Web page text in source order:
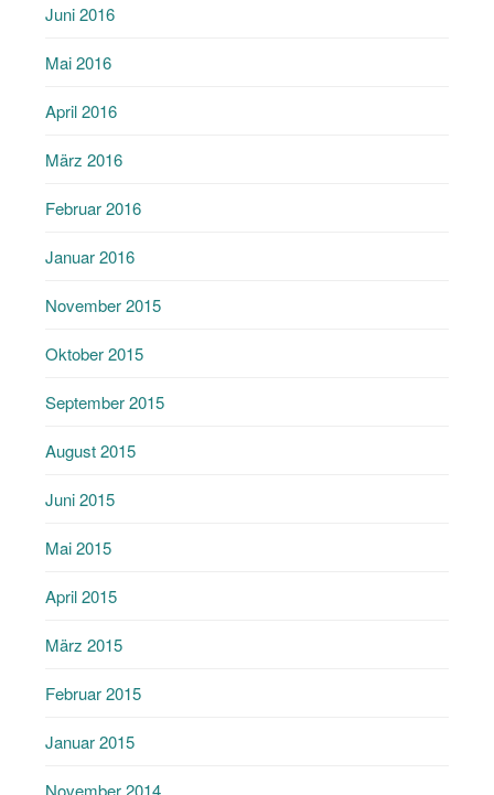
Juni 2016
Mai 2016
April 2016
März 2016
Februar 2016
Januar 2016
November 2015
Oktober 2015
September 2015
August 2015
Juni 2015
Mai 2015
April 2015
März 2015
Februar 2015
Januar 2015
November 2014